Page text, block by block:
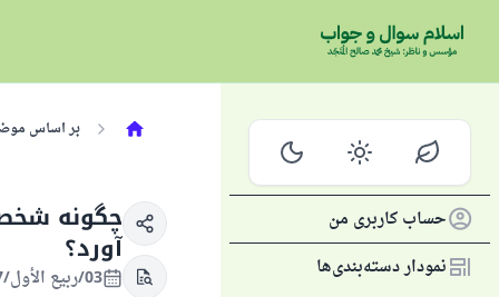
حساب کاربری من
نمودار دسته‌بندی‌ها
بر اساس
چگونه
آورد؟
03/ربيع الأول/1447 , 26/شهریور/2025